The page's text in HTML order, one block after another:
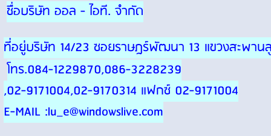
ชื่อบริษัท ออล - ไอที. จำกัด
ที่อยู่บริษัท 14/23 ซอยราษฎร์พัฒนา 13 แขวงสะพาน
โทร.084-1229870,086-3228239
,02-9171004,02-9170314 แฟกซ์ 02-9171004
E-MAIL :lu_e@windowslive.com